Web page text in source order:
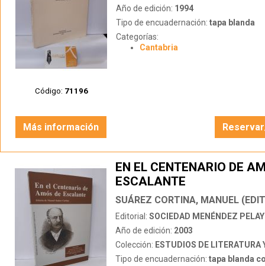
Código: 71196
Año de edición: 1994
Tipo de encuadernación: tapa blanda
Categorías:
Cantabria
Más información
EN EL CENTENARIO DE
ESCALANTE
SUÁREZ CORTINA, MANUEL
Editorial: SOCIEDAD MENÉNDEZ
Año de edición: 2003
Colección: ESTUDIOS DE LITERATURA Y
Tipo de encuadernación: tapa blanda